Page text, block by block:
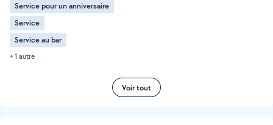
Service pour un anniversaire
Service
Service au bar
+ 1 autre
Voir tout